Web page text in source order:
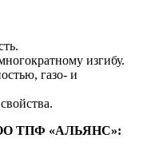
изгибу.
газо- и
ТПФ «АЛЬЯНС»: